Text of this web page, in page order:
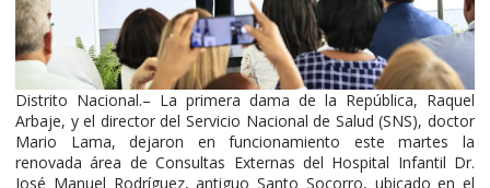
Distrito Nacional.– La primera dama de la República, Raquel
Arbaje, y el director del Servicio Nacional de Salud (SNS), doctor
Mario Lama, dejaron en funcionamiento este martes la
renovada área de Consultas Externas del Hospital Infantil Dr.
José Manuel Rodríguez, antiguo Santo Socorro, ubicado en el